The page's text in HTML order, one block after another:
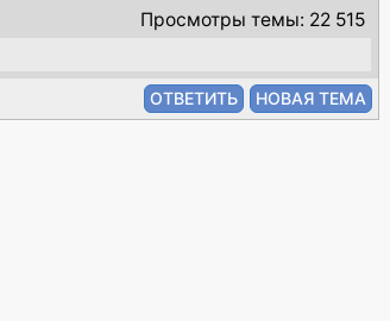
Просмотры темы: 22 515